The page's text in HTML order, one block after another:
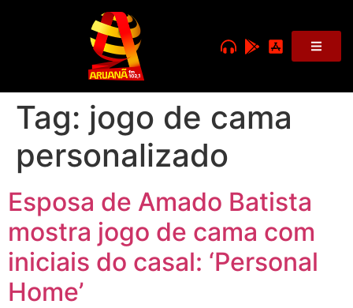
Tag: jogo de cama
personalizado
Esposa de Amado Batista
mostra jogo de cama com
iniciais do casal: ‘Personal
Home’